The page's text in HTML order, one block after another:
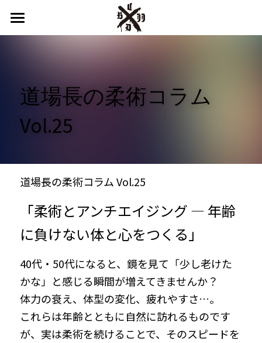
HOME
カルぺ新潟とは
SACO KIDS
設備
スケジュール
料金
よくある質問
our Instagram
025-378-5739
info@saco-workoutwell.jp
道場長の柔術コラム
Vol.25
道場長の柔術コラム Vol.25
「柔術とアンチエイジング ― 年齢
に負けない体と心をつくる」
40代・50代になると、鏡を見て「少し老けた
かな」と感じる瞬間が増えてきませんか？
体力の衰え、体型の変化、疲れやすさ…。
これらは年齢とともに自然に訪れるものです
が、実は柔術を続けることで、そのスピードを